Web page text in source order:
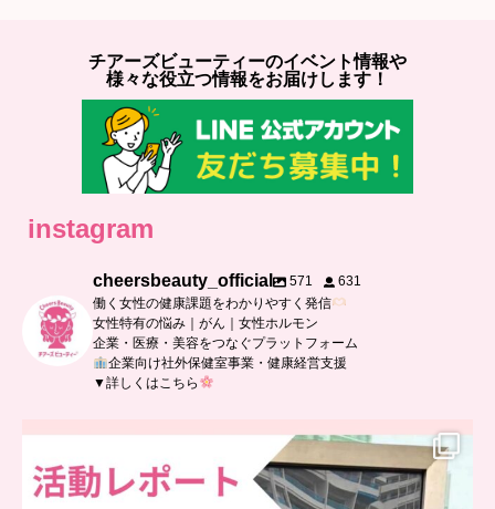
チアーズビューティーのイベント情報や
様々な役立つ情報をお届けします！
instagram
cheersbeauty_official 571
631
働く女性の健康課題をわかりやすく発信
女性特有の悩み｜がん｜女性ホルモン
企業・医療・美容をつなぐプラットフォーム
企業向け社外保健室事業・健康経営支援
▼詳しくはこちら
..
日本抗加齢医学会に参加しました
0